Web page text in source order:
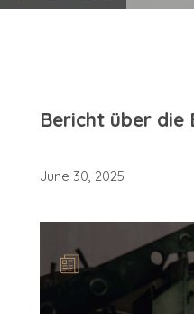
Bericht über die
June 30, 2025